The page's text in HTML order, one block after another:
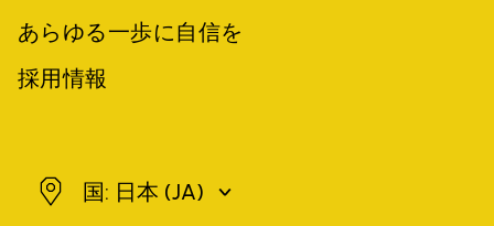
あらゆる一歩に自信を
採用情報
日本 国: 日本 (JA)